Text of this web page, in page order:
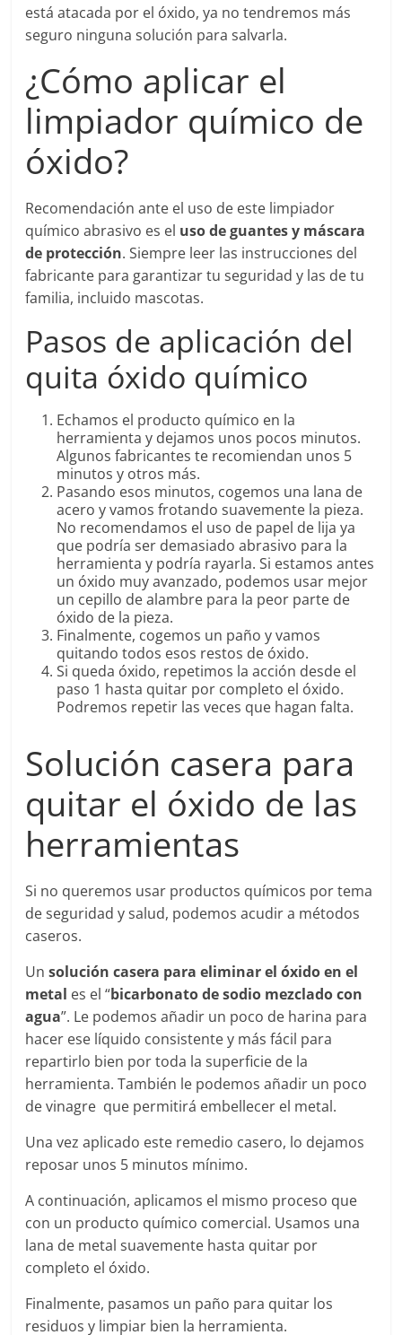
está atacada por el óxido, ya no tendremos más
seguro ninguna solución para salvarla.
¿Cómo aplicar el
limpiador químico de
óxido?
Recomendación ante el uso de este limpiador
químico abrasivo es el uso de guantes y máscara
de protección. Siempre leer las instrucciones del
fabricante para garantizar tu seguridad y las de tu
familia, incluido mascotas.
Pasos de aplicación del
quita óxido químico
Echamos el producto químico en la
herramienta y dejamos unos pocos minutos.
Algunos fabricantes te recomiendan unos 5
minutos y otros más.
Pasando esos minutos, cogemos una lana de
acero y vamos frotando suavemente la pieza.
No recomendamos el uso de papel de lija ya
que podría ser demasiado abrasivo para la
herramienta y podría rayarla. Si estamos antes
un óxido muy avanzado, podemos usar mejor
un cepillo de alambre para la peor parte de
óxido de la pieza.
Finalmente, cogemos un paño y vamos
quitando todos esos restos de óxido.
Si queda óxido, repetimos la acción desde el
paso 1 hasta quitar por completo el óxido.
Podremos repetir las veces que hagan falta.
Solución casera para
quitar el óxido de las
herramientas
Si no queremos usar productos químicos por tema
de seguridad y salud, podemos acudir a métodos
caseros.
Unsolución casera para eliminar el óxido en el
metal es el “bicarbonato de sodio mezclado con
agua”. Le podemos añadir un poco de harina para
hacer ese líquido consistente y más fácil para
repartirlo bien por toda la superficie de la
herramienta. También le podemos añadir un poco
de vinagre que permitirá embellecer el metal.
Una vez aplicado este remedio casero, lo dejamos
reposar unos 5 minutos mínimo.
A continuación, aplicamos el mismo proceso que
con un producto químico comercial. Usamos una
lana de metal suavemente hasta quitar por
completo el óxido.
Finalmente, pasamos un paño para quitar los
residuos y limpiar bien la herramienta.